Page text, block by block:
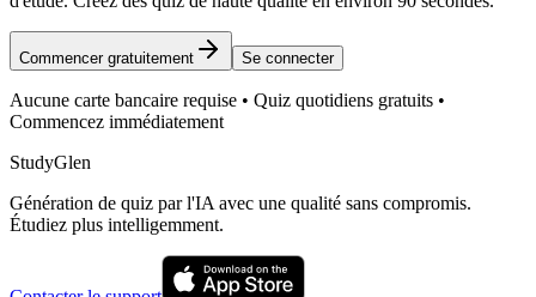
Commencer gratuitement Se connecter
Aucune carte bancaire requise • Quiz quotidiens gratuits •
Commencez immédiatement
StudyGlen
Génération de quiz par l'IA avec une qualité sans compromis.
Étudiez plus intelligemment.